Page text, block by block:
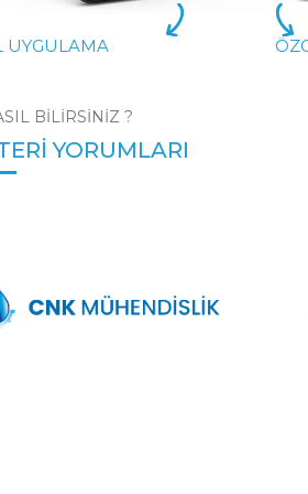
UYGULAMA
BILIRSINIZ ?
YORUMLARI